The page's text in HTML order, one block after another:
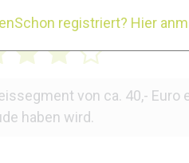
von ca. 40,- Euro
haben wird.
Schon registriert? Hier